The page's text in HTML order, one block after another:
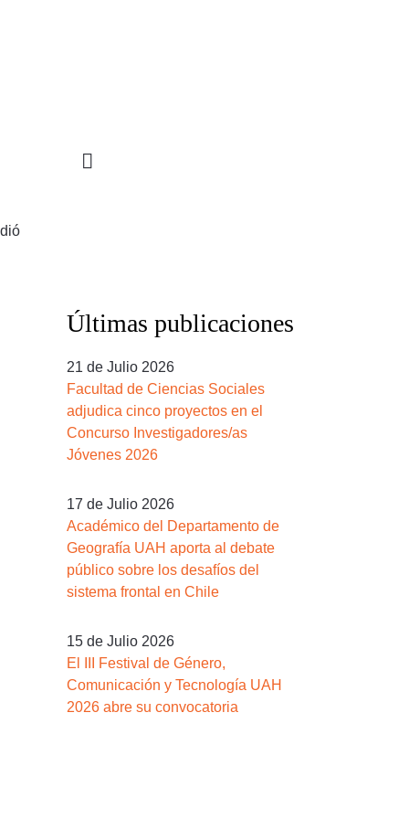
Últimas publicaciones
21 de Julio 2026
Facultad de Ciencias Sociales
adjudica cinco proyectos en el
Concurso Investigadores/as
Jóvenes 2026
17 de Julio 2026
Académico del Departamento de
Geografía UAH aporta al debate
público sobre los desafíos del
sistema frontal en Chile
15 de Julio 2026
El III Festival de Género,
Comunicación y Tecnología UAH
2026 abre su convocatoria